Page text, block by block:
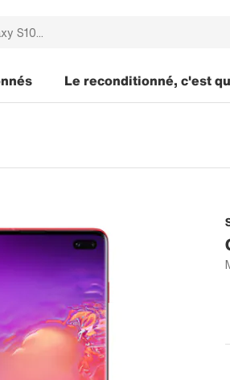
Le reconditionné, c'est